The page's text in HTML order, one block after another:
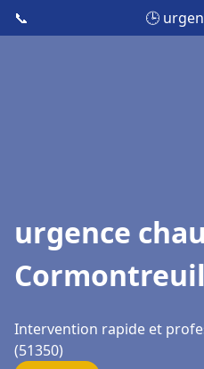
📞 🕒
urgence
Cormontreuil
Intervention rapide et
(51350)